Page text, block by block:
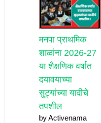
मनपा प्राथमिक
शाळांना 2026-27
या शैक्षणिक वर्षात
दयावयाच्या
सुट्यांच्या यादीचे
तपशील
by Activenama